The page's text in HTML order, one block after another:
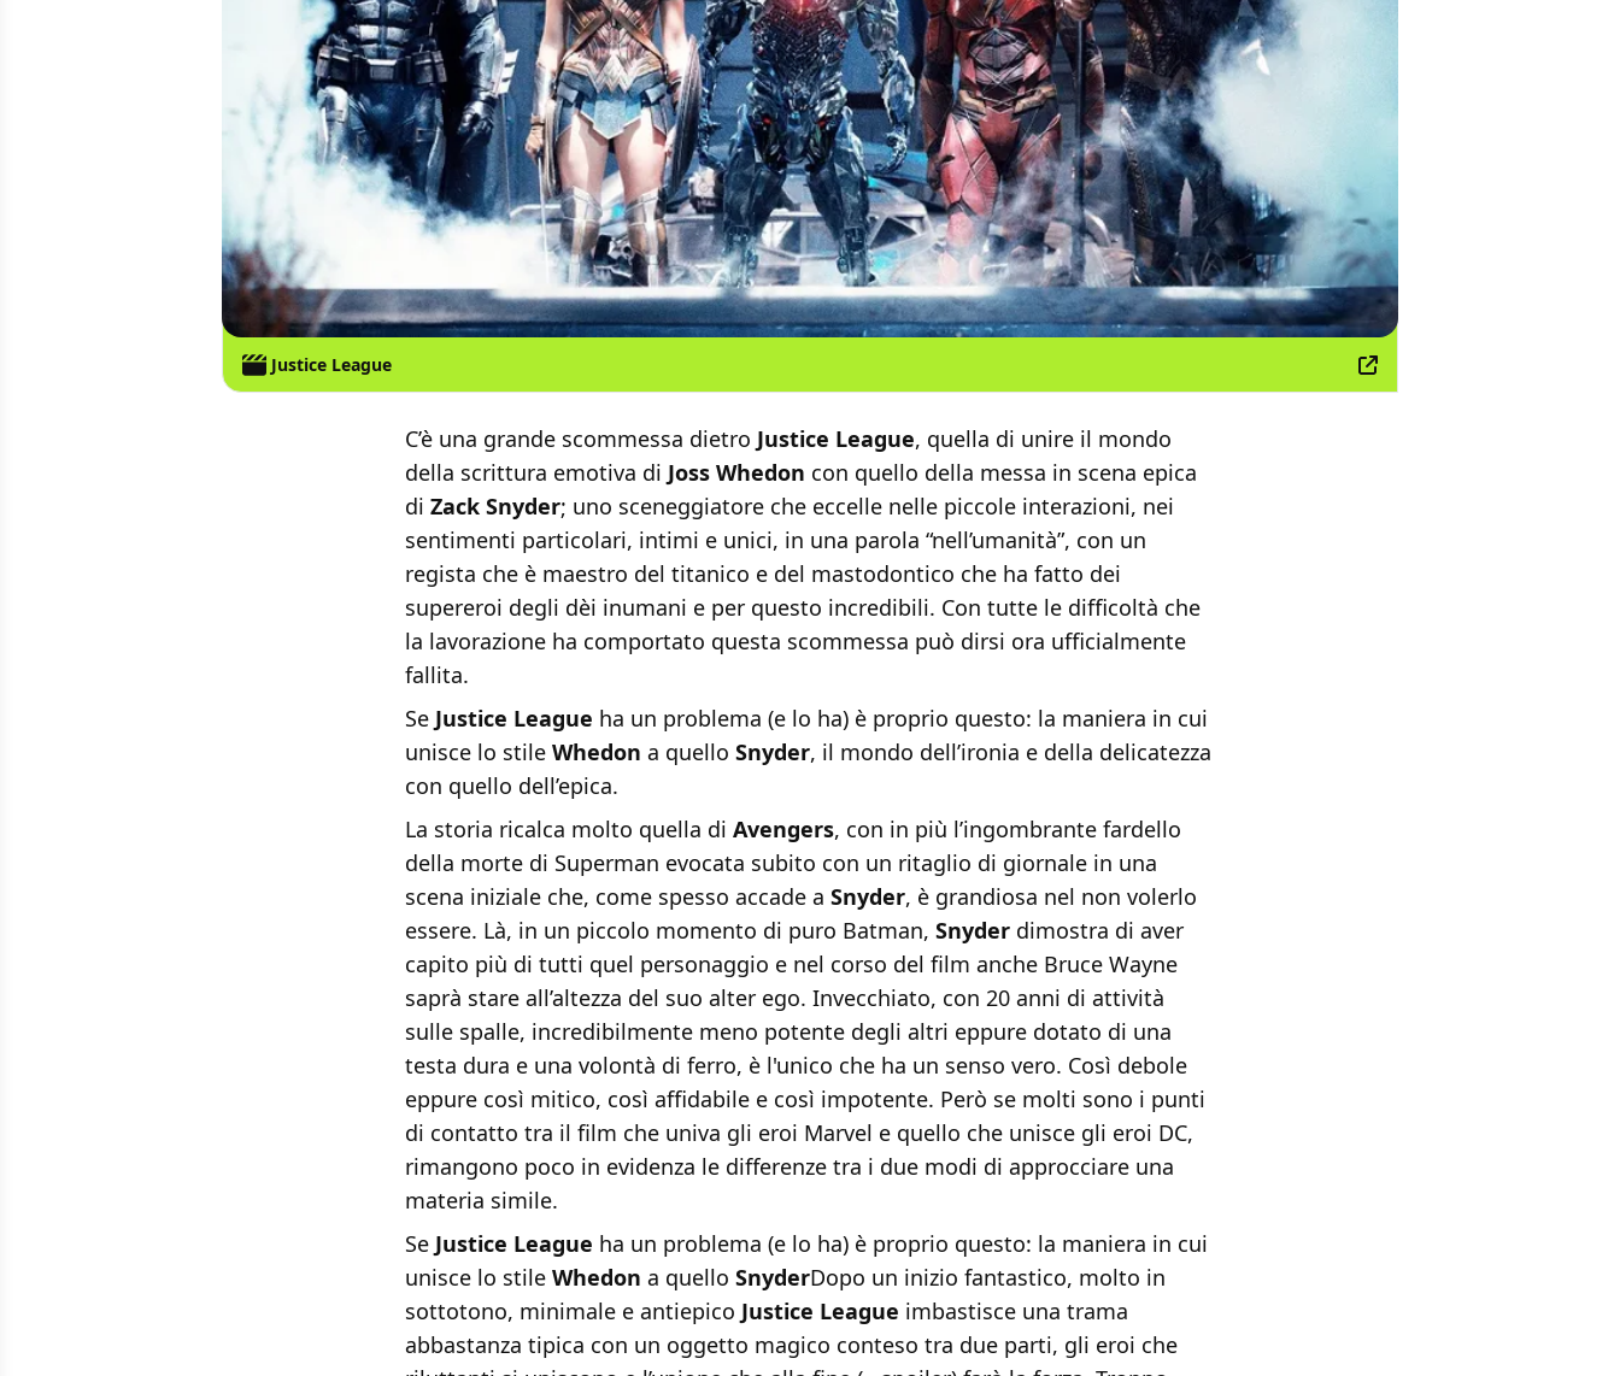
Justice League
C’è una grande scommessa dietro Justice League, quella di unire il mondo
della scrittura emotiva di Joss Whedon con quello della messa in scena epica
di Zack Snyder; uno sceneggiatore che eccelle nelle piccole interazioni, nei
sentimenti particolari, intimi e unici, in una parola “nell’umanità”, con un
regista che è maestro del titanico e del mastodontico che ha fatto dei
supereroi degli dèi inumani e per questo incredibili. Con tutte le difficoltà che
la lavorazione ha comportato questa scommessa può dirsi ora ufficialmente
fallita.
Se Justice League ha un problema (e lo ha) è proprio questo: la maniera in cui
unisce lo stile Whedon a quello Snyder, il mondo dell’ironia e della delicatezza
con quello dell’epica.
La storia ricalca molto quella di Avengers, con in più l’ingombrante fardello
della morte di Superman evocata subito con un ritaglio di giornale in una
scena iniziale che, come spesso accade a Snyder, è grandiosa nel non volerlo
essere. Là, in un piccolo momento di puro Batman, Snyder dimostra di aver
capito più di tutti quel personaggio e nel corso del film anche Bruce Wayne
saprà stare all’altezza del suo alter ego. Invecchiato, con 20 anni di attività
sulle spalle, incredibilmente meno potente degli altri eppure dotato di una
testa dura e una volontà di ferro, è l'unico che ha un senso vero. Così debole
eppure così mitico, così affidabile e così impotente. Però se molti sono i punti
di contatto tra il film che univa gli eroi Marvel e quello che unisce gli eroi DC,
rimangono poco in evidenza le differenze tra i due modi di approcciare una
materia simile.
Se Justice League ha un problema (e lo ha) è proprio questo: la maniera in cui
unisce lo stile Whedon a quello SnyderDopo un inizio fantastico, molto in
sottotono, minimale e antiepico Justice League imbastisce una trama
abbastanza tipica con un oggetto magico conteso tra due parti, gli eroi che